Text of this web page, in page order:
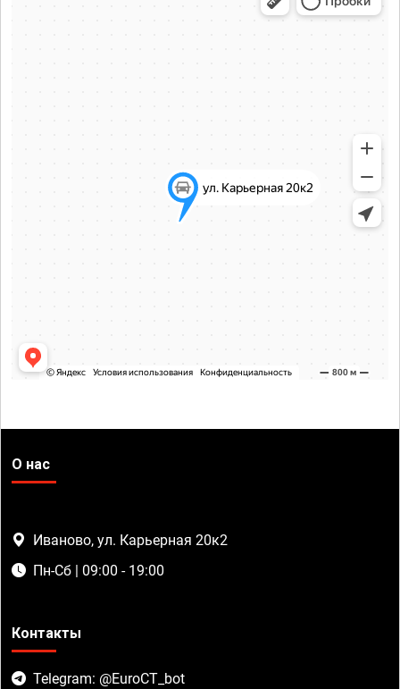
О нас
Иваново, ул. Карьерная 20к2
Пн-Сб | 09:00 - 19:00
Контакты
Telegram: @EuroCT_bot